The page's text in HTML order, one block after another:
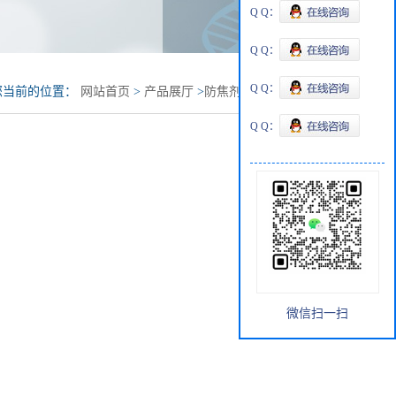
当前的位置： 网站首页 > 产品展厅 > 防焦剂 >防焦剂V.E/C
Q Q：
Q Q：
Q Q：
Q Q：
微信扫一扫